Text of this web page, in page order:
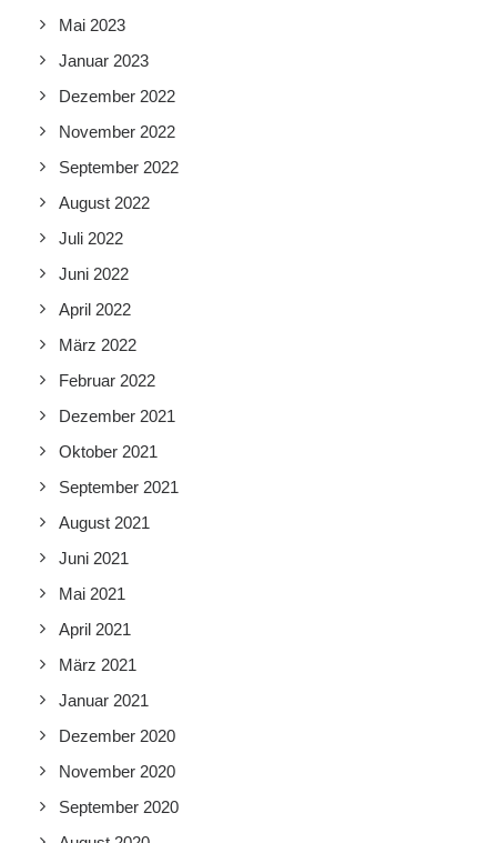
Mai 2023
Januar 2023
Dezember 2022
November 2022
September 2022
August 2022
Juli 2022
Juni 2022
April 2022
März 2022
Februar 2022
Dezember 2021
Oktober 2021
September 2021
August 2021
Juni 2021
Mai 2021
April 2021
März 2021
Januar 2021
Dezember 2020
November 2020
September 2020